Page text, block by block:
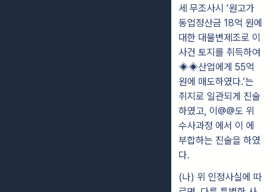
세 무조사시 ’원고가
동업정산금 18억 원에
대한 대물변제조로 이
사건 토지를 취득하여
◈◈산업에게 55억
원에 매도하였다.’는
취지로 일관되게 진술
하였고, 이@@도 위
수사과정 에서 이 에
부합하는 진술을 하였
다.
(나) 위 인정사실에 따